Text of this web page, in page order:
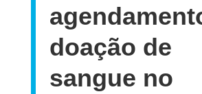
doação de
sangue no